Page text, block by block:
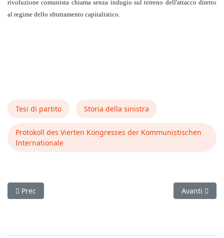
rivoluzione comunista chiama senza indugio sul terreno dell'attacco diretto
al regime dello sfruttamento capitalistico.
Tesi di partito Storia della sinistra
Protokoll des Vierten Kongresses der Kommunistischen
Internationale
Articolo precedente: Introduzione di Trotsky e Tesi Lenin
Prec Articolo
Avanti